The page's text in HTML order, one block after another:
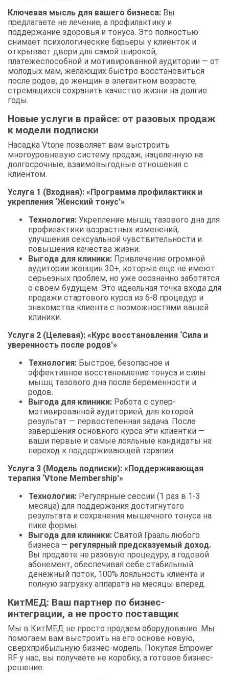
Ключевая мысль для вашего бизнеса: Вы
предлагаете не лечение, а профилактику и
поддержание здоровья и тонуса. Это полностью
снимает психологические барьеры у клиенток и
открывает двери для самой широкой,
платежеспособной и мотивированной аудитории — от
молодых мам, желающих быстро восстановиться
после родов, до женщин в элегантном возрасте,
стремящихся сохранить качество жизни на долгие
годы.
Новые услуги в прайсе: от разовых продаж
к модели подписки
Насадка Vtone позволяет вам выстроить
многоуровневую систему продаж, нацеленную на
долгосрочные, взаимовыгодные отношения с
клиентом.
Услуга 1 (Входная): «Программа профилактики и
укрепления ‘Женский тонус'»
Технология: Укрепление мышц тазового дна для
профилактики возрастных изменений,
улучшения сексуальной чувствительности и
повышения качества жизни.
Выгода для клиники: Привлечение огромной
аудитории женщин 30+, которые еще не имеют
серьезных проблем, но уже осознанно заботятся
о своем будущем. Это идеальная точка входа для
продажи стартового курса из 6-8 процедур и
знакомства клиента с возможностями вашей
клиники.
Услуга 2 (Целевая): «Курс восстановления ‘Сила и
уверенность после родов'»
Технология: Быстрое, безопасное и
эффективное восстановление тонуса и силы
мышц тазового дна после беременности и
родов.
Выгода для клиники: Работа с супер-
мотивированной аудиторией, для которой
результат — первостепенная задача. После
завершения основного курса эти клиентки —
ваши первые и самые лояльные кандидаты на
переход к поддерживающей терапии.
Услуга 3 (Модель подписки): «Поддерживающая
терапия ‘Vtone Membership'»
Технология: Регулярные сессии (1 раз в 1-3
месяца) для поддержания достигнутого
результата и сохранения мышечного тонуса на
пике формы.
Выгода для клиники: Святой Грааль любого
бизнеса — регулярный предсказуемый доход.
Вы продаете не разовую процедуру, а годовой
абонемент, обеспечивая себе стабильный
денежный поток, 100% лояльность клиента и
полную загрузку аппарата на месяцы вперед.
КитМЕД: Ваш партнер по бизнес-
интеграции, а не просто поставщик
Мы в КитМЕД не просто продаем оборудование. Мы
помогаем вам выстроить на его основе новую,
сверхприбыльную бизнес-модель. Покупая Empower
RF у нас, вы получаете не коробку, а готовое бизнес-
решение.